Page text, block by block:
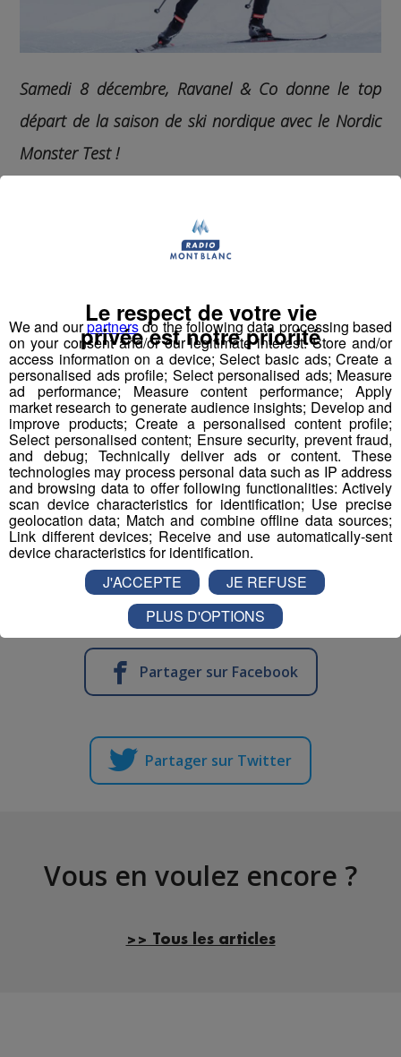
Samedi 8 décembre, Ravanel & Co donne le top
départ de la saison de ski nordique avec le Nordic
Monster Test !
10h-12h présentation et tests des nouveautés
auprès des professionnels de la montagne
12h 17h Apprentissage de la technique classic et
skating avec les professionnels des écoles de ski
français de la vallée de Chamonix
10h17h vente des forfaits ski nordique saison
10h 17h inscription à la section adultes loisirs
auprès de la section ski nordique de la vallée de
Chamonix
Léo Ravanel nous donne des détails sur ce qui vous
attend lors de cette journée :
Partager sur Facebook
Partager sur Twitter
Vous en voulez encore ?
>> Tous les articles
We and ourpartnersdo the following data processing based
on your consent and/or our legitimate interest: Store and/or
access information on a device; Select basic ads; Create a
personalised ads profile; Select personalised ads; Measure
ad performance; Measure content performance; Apply
market research to generate audience insights; Develop and
improve products; Create a personalised content profile;
Select personalised content; Ensure security, prevent fraud,
and debug; Technically deliver ads or content. These
technologies may process personal data such as IP address
and browsing data to offer following functionalities: Actively
scan device characteristics for identification; Use precise
geolocation data; Match and combine offline data sources;
Link different devices; Receive and use automatically-sent
device characteristics for identification.
Le respect de votre vie
privée est notre priorité
J'ACCEPTE
JE REFUSE
PLUS D'OPTIONS